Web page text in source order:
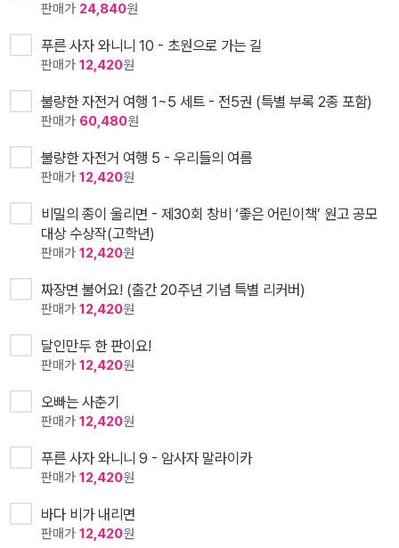
판매가 24,840원
푸른 사자 와니니 10 - 초원으로 가는 길
판매가 12,420원
불량한 자전거 여행 1~5 세트 - 전5권 (특별 부록 2종 포함)
판매가 60,480원
불량한 자전거 여행 5 - 우리들의 여름
판매가 12,420원
비밀의 종이 울리면 - 제30회 창비 ‘좋은 어린이책’ 원고 공모
대상 수상작(고학년)
판매가 12,420원
짜장면 불어요! (출간 20주년 기념 특별 리커버)
판매가 12,420원
달인만두 한 판이요!
판매가 12,420원
오빠는 사춘기
판매가 12,420원
푸른 사자 와니니 9 - 암사자 말라이카
판매가 12,420원
바다 비가 내리면
판매가 12,420원